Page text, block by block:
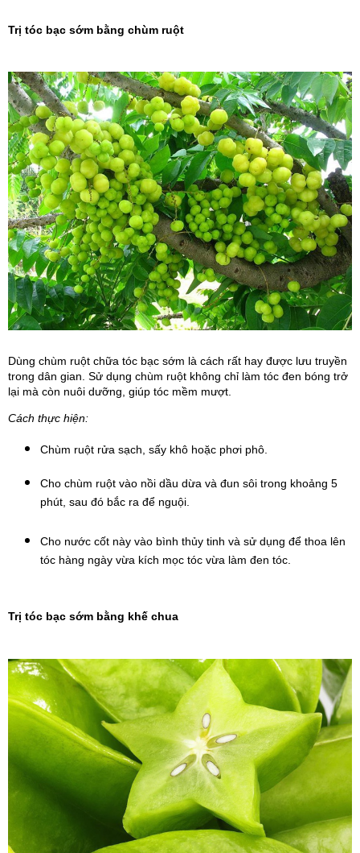
Trị tóc bạc sớm bằng chùm ruột
Dùng chùm ruột chữa tóc bạc sớm là cách rất hay được lưu truyền
trong dân gian. Sử dụng chùm ruột không chỉ làm tóc đen bóng trở
lại mà còn nuôi dưỡng, giúp tóc mềm mượt.
Cách thực hiện:
Chùm ruột rửa sạch, sấy khô hoặc phơi phô.
Cho chùm ruột vào nồi dầu dừa và đun sôi trong khoảng 5
phút, sau đó bắc ra để nguội.
Cho nước cốt này vào bình thủy tinh và sử dụng để thoa lên
tóc hàng ngày vừa kích mọc tóc vừa làm đen tóc.
Trị tóc bạc sớm bằng khế chua